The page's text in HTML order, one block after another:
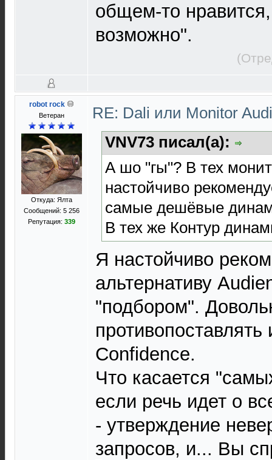
общем-то
возможно".
robot rock
Ветеран
Откуда: Ялта
Сообщений: 5 256
Репутация: 339
RE: Dali или Monitor
VNV73 писал(а):
А шо "гы"? В тех
настойчиво
самые дешёвые
В тех же Контур
Я настойчиво
альтернативу
"подбором".
Confidence.
Что касается
если речь идет о
- утверждение
запросов, и... Вы